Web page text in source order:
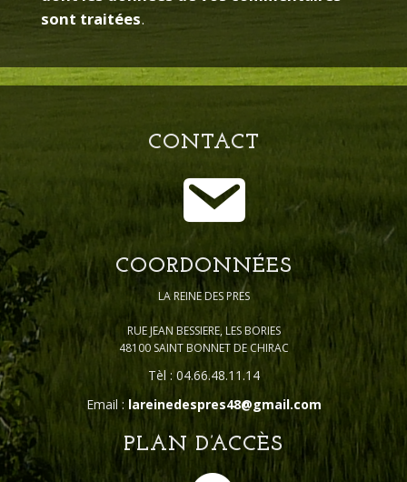
sont traitées.
CONTACT
COORDONNÉES
LA REINE DES PRES
RUE JEAN BESSIERE, LES BORIES
48100 SAINT BONNET DE CHIRAC
Tèl : 04.66.48.11.14
Email : lareinedespres48@gmail.com
PLAN D’ACCÈS